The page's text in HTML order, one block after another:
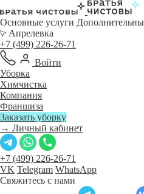
Основные услуги
Апрелевка
+7 (499) 226-26-71
Войти
Уборка
Химчистка
Компания
Франшиза
Заказать уборку
→ Личный кабинет
+7 (499) 226-26-71
VK Telegram WhatsApp
Свяжитесь с нами